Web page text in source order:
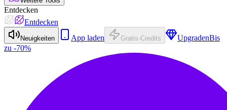
Entdecken
Entdecken
Neuigkeiten App laden Gratis-Credits UpgradenBis
zu -70%